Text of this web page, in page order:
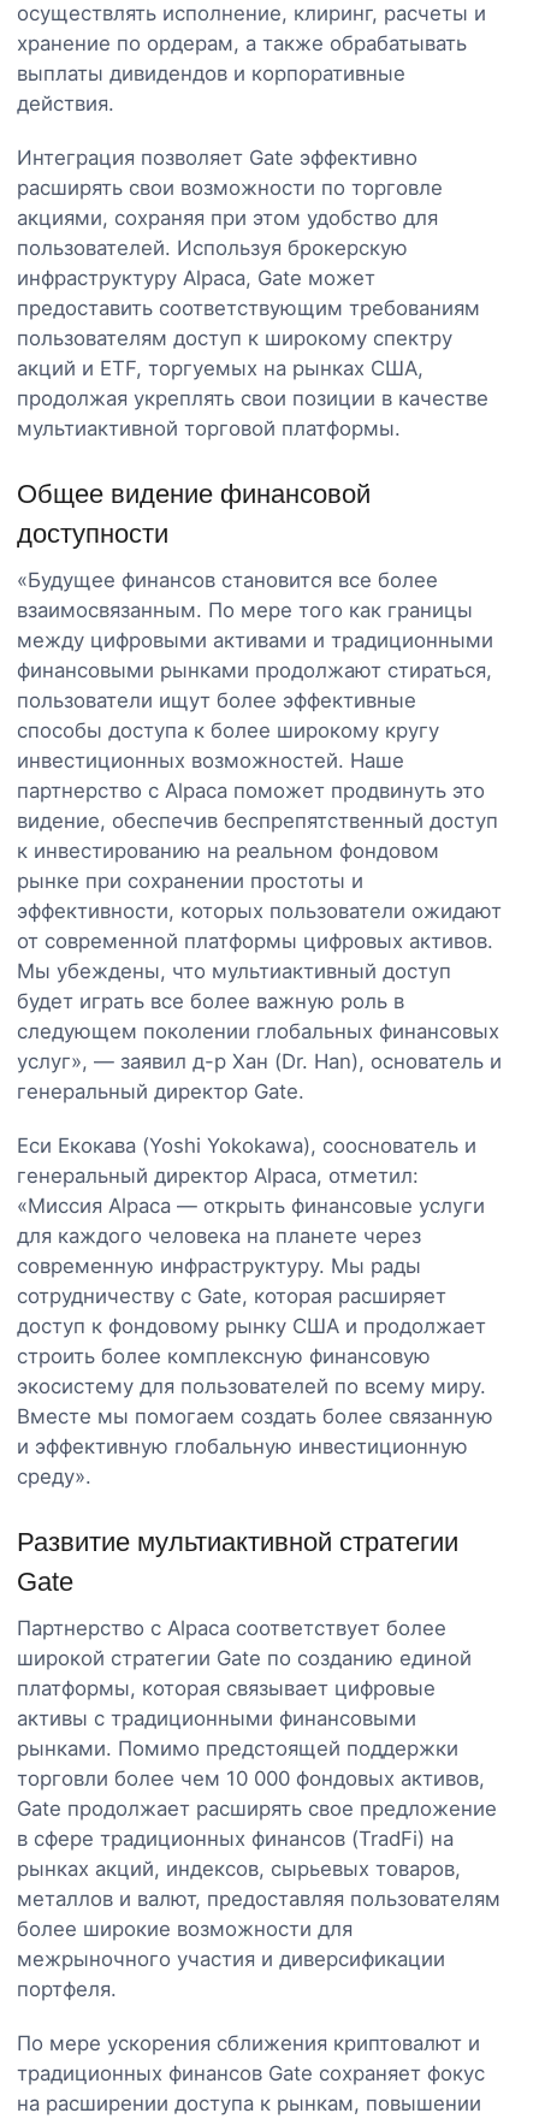
осуществлять исполнение, клиринг, расчеты и
хранение по ордерам, а также обрабатывать
выплаты дивидендов и корпоративные
действия.
Интеграция позволяет Gate эффективно
расширять свои возможности по торговле
акциями, сохраняя при этом удобство для
пользователей. Используя брокерскую
инфраструктуру Alpaca, Gate может
предоставить соответствующим требованиям
пользователям доступ к широкому спектру
акций и ETF, торгуемых на рынках США,
продолжая укреплять свои позиции в качестве
мультиактивной торговой платформы.
Общее видение финансовой
доступности
«Будущее финансов становится все более
взаимосвязанным. По мере того как границы
между цифровыми активами и традиционными
финансовыми рынками продолжают стираться,
пользователи ищут более эффективные
способы доступа к более широкому кругу
инвестиционных возможностей. Наше
партнерство с Alpaca поможет продвинуть это
видение, обеспечив беспрепятственный доступ
к инвестированию на реальном фондовом
рынке при сохранении простоты и
эффективности, которых пользователи ожидают
от современной платформы цифровых активов.
Мы убеждены, что мультиактивный доступ
будет играть все более важную роль в
следующем поколении глобальных финансовых
услуг», — заявил д-р Хан (Dr. Han), основатель и
генеральный директор Gate.
Еси Екокава (Yoshi Yokokawa), сооснователь и
генеральный директор Alpaca, отметил:
«Миссия Alpaca — открыть финансовые услуги
для каждого человека на планете через
современную инфраструктуру. Мы рады
сотрудничеству с Gate, которая расширяет
доступ к фондовому рынку США и продолжает
строить более комплексную финансовую
экосистему для пользователей по всему миру.
Вместе мы помогаем создать более связанную
и эффективную глобальную инвестиционную
среду».
Развитие мультиактивной стратегии
Gate
Партнерство с Alpaca соответствует более
широкой стратегии Gate по созданию единой
платформы, которая связывает цифровые
активы с традиционными финансовыми
рынками. Помимо предстоящей поддержки
торговли более чем 10 000 фондовых активов,
Gate продолжает расширять свое предложение
в сфере традиционных финансов (TradFi) на
рынках акций, индексов, сырьевых товаров,
металлов и валют, предоставляя пользователям
более широкие возможности для
межрыночного участия и диверсификации
портфеля.
По мере ускорения сближения криптовалют и
традиционных финансов Gate сохраняет фокус
на расширении доступа к рынкам, повышении